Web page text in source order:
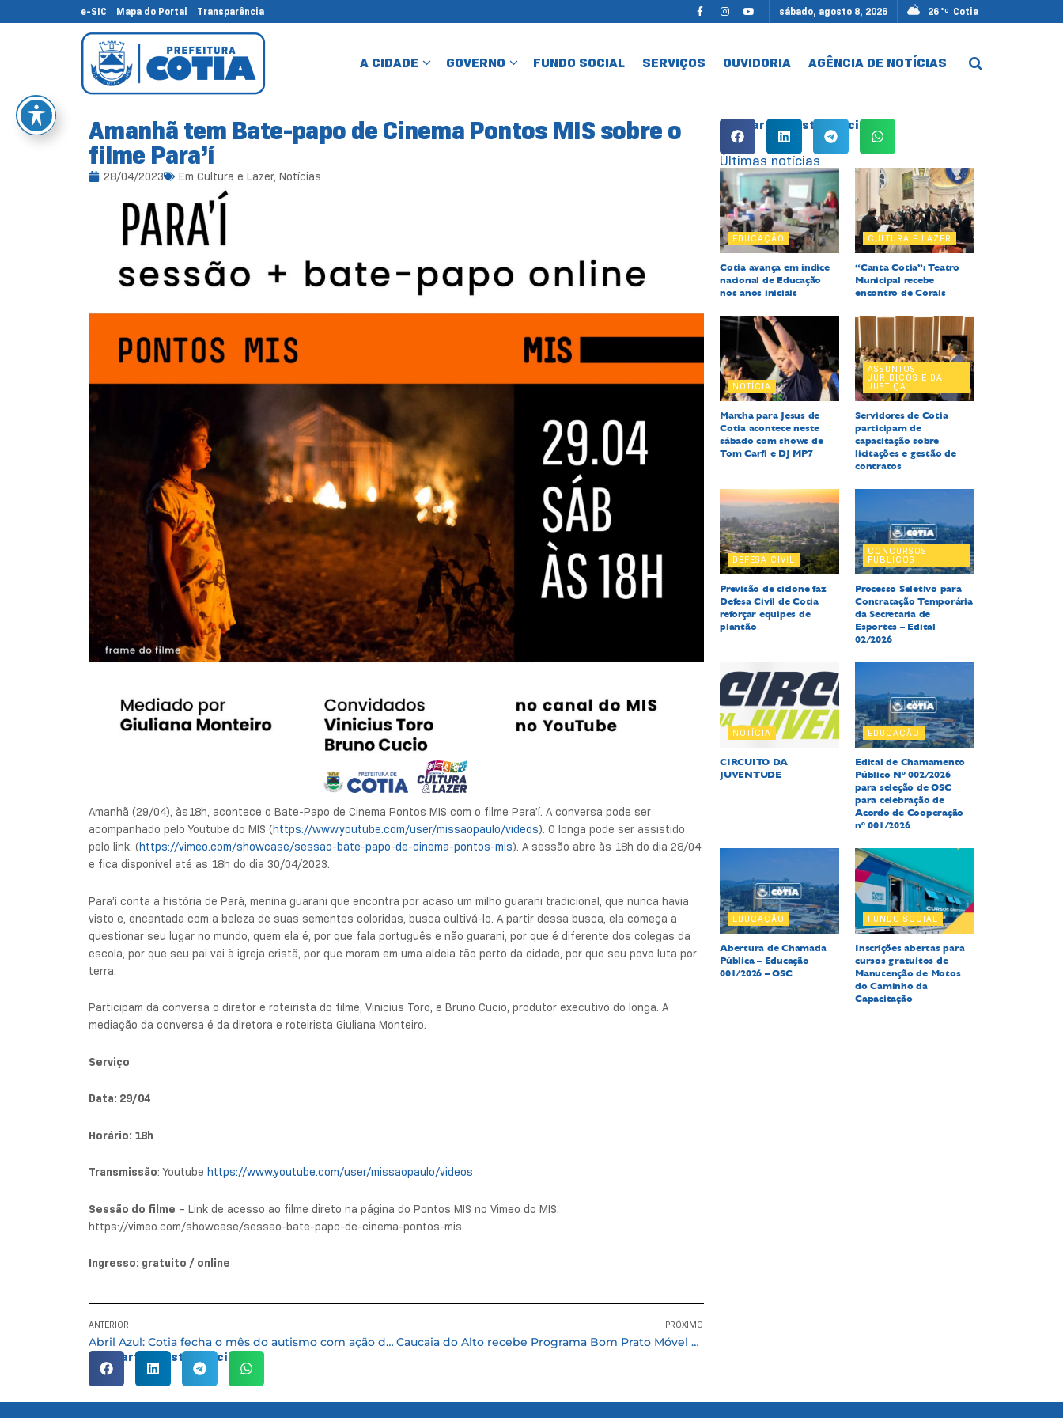
e-SIC Mapa do Portal Transparência sábado, agosto 8, 2026 26 °C Cotia
A CIDADE GOVERNO FUNDO SOCIAL SERVIÇOS OUVIDORIA AGÊNCIA DE NOTÍCIAS
Amanhã tem Bate-papo de Cinema Pontos MIS sobre o
filme Para’í
28/04/2023 Em Cultura e Lazer, Notícias
Amanhã (29/04), às18h, acontece o Bate-Papo de Cinema Pontos MIS com o filme Para’í. A conversa pode ser
acompanhado pelo Youtube do MIS (https://www.youtube.com/user/missaopaulo/videos). O longa pode ser assistido
pelo link: (https://vimeo.com/showcase/sessao-bate-papo-de-cinema-pontos-mis). A sessão abre às 18h do dia 28/04
e fica disponível até as 18h do dia 30/04/2023.
Para’í conta a história de Pará, menina guarani que encontra por acaso um milho guarani tradicional, que nunca havia
visto e, encantada com a beleza de suas sementes coloridas, busca cultivá-lo. A partir dessa busca, ela começa a
questionar seu lugar no mundo, quem ela é, por que fala português e não guarani, por que é diferente dos colegas da
escola, por que seu pai vai à igreja cristã, por que moram em uma aldeia tão perto da cidade, por que seu povo luta por
terra.
Participam da conversa o diretor e roteirista do filme, Vinicius Toro, e Bruno Cucio, produtor executivo do longa. A
mediação da conversa é da diretora e roteirista Giuliana Monteiro.
Serviço
Data: 29/04
Horário: 18h
Transmissão: Youtube https://www.youtube.com/user/missaopaulo/videos
Sessão do filme – Link de acesso ao filme direto na página do Pontos MIS no Vimeo do MIS:
https://vimeo.com/showcase/sessao-bate-papo-de-cinema-pontos-mis
Ingresso: gratuito / online
ANTERIOR
Abril Azul: Cotia fecha o mês do autismo com ação de conscientização no terminal de ônibus
PRÓXIMO
Caucaia do Alto recebe Programa Bom Prato Móvel a partir do dia 2 de maio
Compartilhe esta notícia:
Compartilhe esta notícia:
Últimas notícias
EDUCAÇÃO
Cotia avança em índice
nacional de Educação
nos anos iniciais
CULTURA E LAZER
“Canta Cotia”: Teatro
Municipal recebe
encontro de Corais
NOTÍCIA
Marcha para Jesus de
Cotia acontece neste
sábado com shows de
Tom Carfi e DJ MP7
ASSUNTOS
JURÍDICOS E DA
JUSTIÇA
Servidores de Cotia
participam de
capacitação sobre
licitações e gestão de
contratos
DEFESA CIVIL
Previsão de ciclone faz
Defesa Civil de Cotia
reforçar equipes de
plantão
CONCURSOS
PÚBLICOS
Processo Seletivo para
Contratação Temporária
da Secretaria de
Esportes – Edital
02/2026
NOTÍCIA
CIRCUITO DA
JUVENTUDE
EDUCAÇÃO
Edital de Chamamento
Público Nº 002/2026
para seleção de OSC
para celebração de
Acordo de Cooperação
nº 001/2026
EDUCAÇÃO
Abertura de Chamada
Pública – Educação
001/2026 – OSC
FUNDO SOCIAL
Inscrições abertas para
cursos gratuitos de
Manutenção de Motos
do Caminho da
Capacitação